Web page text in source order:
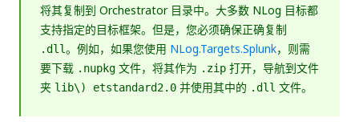
将其复制到 Orchestrator 目录中。大多数 NLog 目标都
支持指定的目标框架。但是，您必须确保正确复制
.dll。例如，如果您使用 NLog.Targets.Splunk，则需
要下载 .nupkg 文件，将其作为 .zip 打开，导航到文件
夹 lib\) etstandard2.0 并使用其中的 .dll 文件。